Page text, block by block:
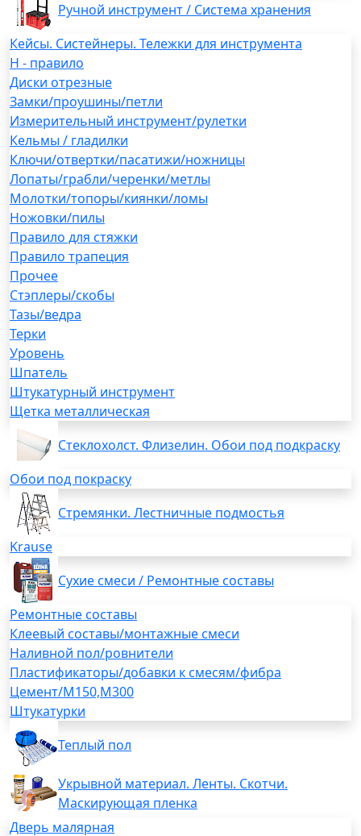
Ручной инструмент / Система хранения
Кейсы. Систейнеры. Тележки для инструмента
H - правило
Диски отрезные
Замки/проушины/петли
Измерительный инструмент/рулетки
Кельмы / гладилки
Ключи/отвертки/пасатижи/ножницы
Лопаты/грабли/черенки/метлы
Молотки/топоры/киянки/ломы
Ножовки/пилы
Правило для стяжки
Правило трапеция
Прочее
Стэплеры/скобы
Тазы/ведра
Терки
Уровень
Шпатель
Штукатурный инструмент
Щетка металлическая
Стеклохолст. Флизелин. Обои под подкраску
Обои под покраску
Стремянки. Лестничные подмостья
Krause
Сухие смеси / Ремонтные составы
Ремонтные составы
Клеевый составы/монтажные смеси
Наливной пол/ровнители
Пластификаторы/добавки к смесям/фибра
Цемент/М150,М300
Штукатурки
Теплый пол
Укрывной материал. Ленты. Скотчи.
Маскирующая пленка
Дверь малярная